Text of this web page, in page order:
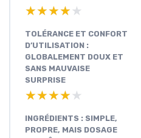
★★★★★
★★★★★
TOLÉRANCE ET CONFORT
D’UTILISATION :
GLOBALEMENT DOUX ET
SANS MAUVAISE
SURPRISE
★★★★★
★★★★★
INGRÉDIENTS : SIMPLE,
PROPRE, MAIS DOSAGE